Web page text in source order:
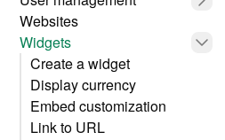
Websites
Widgets
Create a widget
Display currency
Embed customization
Link to URL